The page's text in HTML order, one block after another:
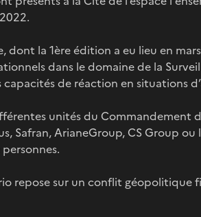
dont la 1ère édition a eu lieu en
dans le domaine de la
de réaction en situations
unités du Commandement
Safran, ArianeGroup, CS Group
repose sur un conflit géopolitique